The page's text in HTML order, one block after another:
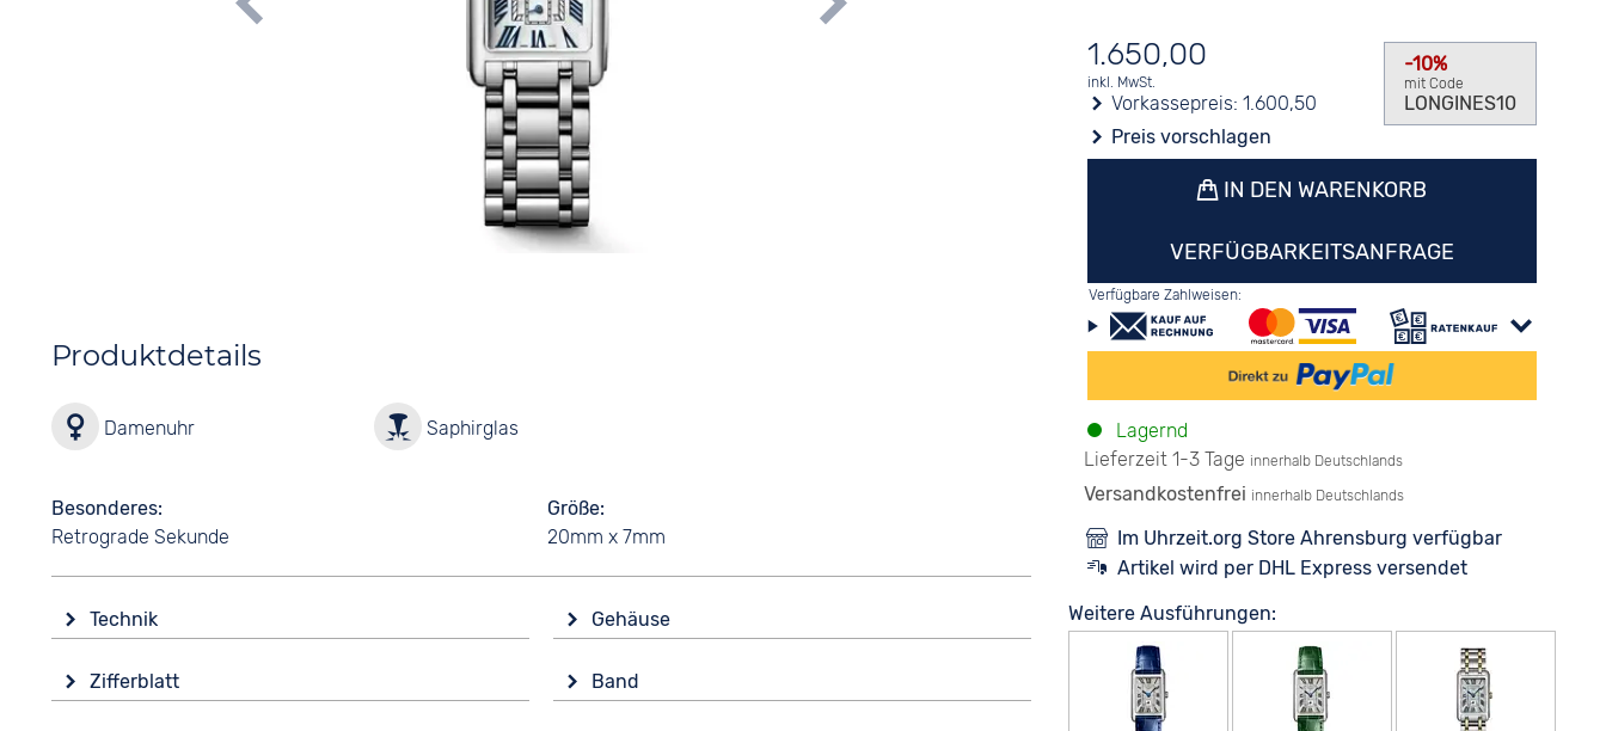
1.650,00
inkl. MwSt.
Vorkassepreis: 1.600,50
Preis vorschlagen
-10%
mit Code
LONGINES10
IN DEN WARENKORB
VERFÜGBARKEITSANFRAGE
Verfügbare Zahlweisen:
Lagernd
Lieferzeit 1-3 Tage innerhalb Deutschlands
Versandkostenfrei innerhalb Deutschlands
Im Uhrzeit.org Store Ahrensburg verfügbar
Artikel wird per DHL Express versendet
Weitere Ausführungen:
Produktdetails
Damenuhr Saphirglas
Besonderes
Retrograde Sekunde
Größe
20mm x 7mm
Technik
Batterie (Quarz)
Gehäuse
Saphirglas
Zifferblatt
Band